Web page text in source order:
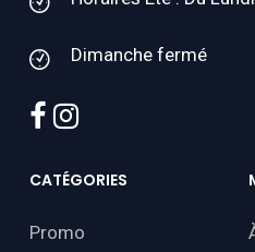
Dimanche fermé
facebook
instagram
CATÉGORIES
Promo